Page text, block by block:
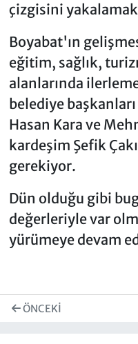
çizgisini
Boyabat'ın
eğitim, sağlık,
alanlarında
belediye
Hasan Kara ve
kardeşim Şefik
gerekiyor.
Dün olduğu gibi
değerleriyle var
yürümeye devam
ÖNCEKI